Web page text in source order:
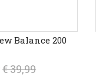
Balance 200
€ 39,99